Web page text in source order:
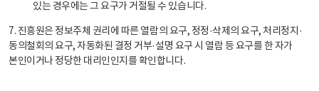
있는 경우에는 그 요구가 거절될 수 있습니다.
7. 진흥원은 정보주체 권리에 따른 열람의 요구, 정정·삭제의 요구, 처리정지·
동의철회의 요구, 자동화된 결정 거부·설명 요구 시 열람 등 요구를 한 자가
본인이거나 정당한 대리인인지를 확인합니다.